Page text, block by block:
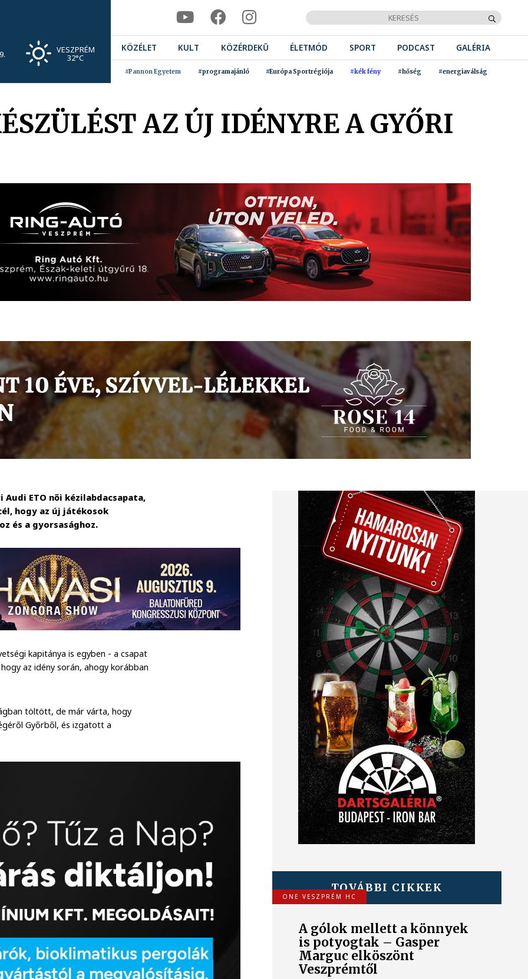
VESZPRÉM
32°C
KÖZÉLET KULT KÖZÉRDEKŰ ÉLETMÓD SPORT PODCAST GALÉRIA
#Pannon Egyetem #programajánló #Európa Sportrégiója #kék fény #hőség #energiaválság
AZ ÚJ IDÉNYRE A GYŐRI
Audi ETO női kézilabdacsapata,
hogy az új játékosok
és a gyorsasághoz.
kapitánya is egyben - a csapat
az idény során, ahogy korábban
töltött, de már várta, hogy
Győrből, és izgatott a
TOVÁBBI CIKKEK
ONE VESZPRÉM HC
A gólok mellett a könnyek
is potyogtak – Gasper
Marguc elköszönt
Veszprémtől